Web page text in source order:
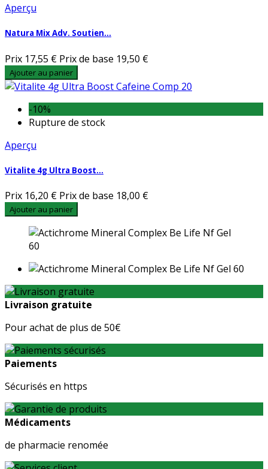
Aperçu
Natura Mix Adv. Soutien...
Prix 17,55 € Prix de base 19,50 €
Ajouter au panier
-10%
Rupture de stock
Aperçu
Vitalite 4g Ultra Boost...
Prix 16,20 € Prix de base 18,00 €
Ajouter au panier
Livraison gratuite
Pour achat de plus de 50€
Paiements
Sécurisés en https
Médicaments
de pharmacie renomée